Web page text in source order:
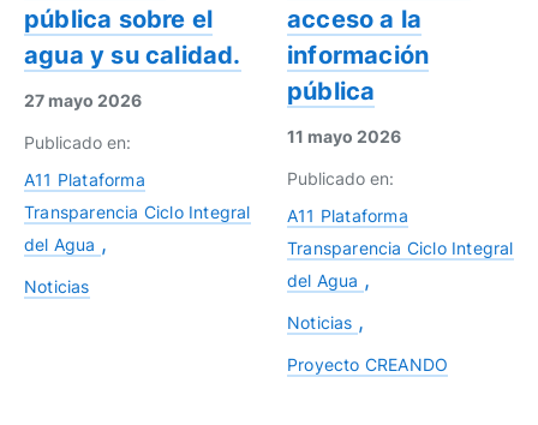
pública sobre el
agua y su calidad.
27 mayo 2026
Publicado en:
A11 Plataforma
Transparencia Ciclo Integral
del Agua
Noticias
acceso a la
información
pública
11 mayo 2026
Publicado en:
A11 Plataforma
Transparencia Ciclo Integral
del Agua
Noticias
Proyecto CREANDO